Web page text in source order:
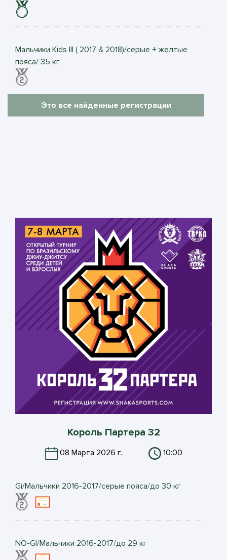
Мальчики Kids III ( 2017 & 2018)/серые + желтые
пояса/ 35 кг
Это все найденные регистрации
Король Партера 32
08 Марта 2026 г. 10:00
Gi/Мальчики 2016-2017/серые пояса/до 30 кг
NO-GI/Мальчики 2016-2017/до 29 кг